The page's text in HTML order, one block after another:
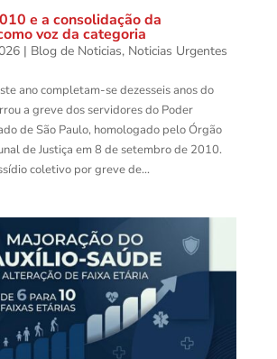
e a consolidação da
voz da categoria
| Blog de Noticias, Noticias Urgentes
ano completam-se dezesseis anos do
a greve dos servidores do Poder
de São Paulo, homologado pelo Órgão
de Justiça em 8 de setembro de 2010.
coletivo por greve de...